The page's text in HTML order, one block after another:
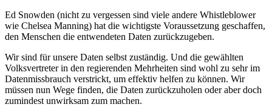
Ed Snowden (nicht zu vergessen sind viele andere Whistleblower
wie Chelsea Manning) hat die wichtigste Voraussetzung geschaffen,
den Menschen die entwendeten Daten zurückzugeben.
Wir sind für unsere Daten selbst zuständig. Und die gewählten
Volksvertreter in den regierenden Mehrheiten sind wohl zu sehr im
Datenmissbrauch verstrickt, um effektiv helfen zu können. Wir
müssen nun Wege finden, die Daten zurückzuholen oder aber doch
zumindest unwirksam zum machen.